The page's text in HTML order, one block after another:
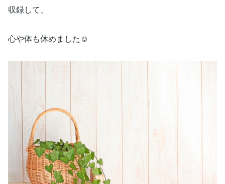
収録して、
心や体も休めました☺️